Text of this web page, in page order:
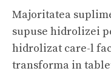
Majoritatea
supuse hidrolizei
hidrolizat care-l
transforma in